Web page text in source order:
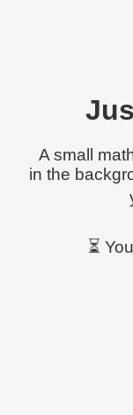
A small
in the
⏳